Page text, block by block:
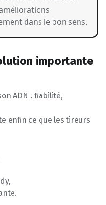
dans le bon sens.
importante
ADN : fiabilité,
enfin ce que les tireurs